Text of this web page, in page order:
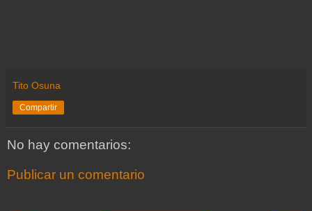
Tito Osuna
Compartir
No hay comentarios:
Publicar un comentario